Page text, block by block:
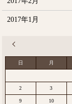
2017年1月
日 月
2 3
9 10